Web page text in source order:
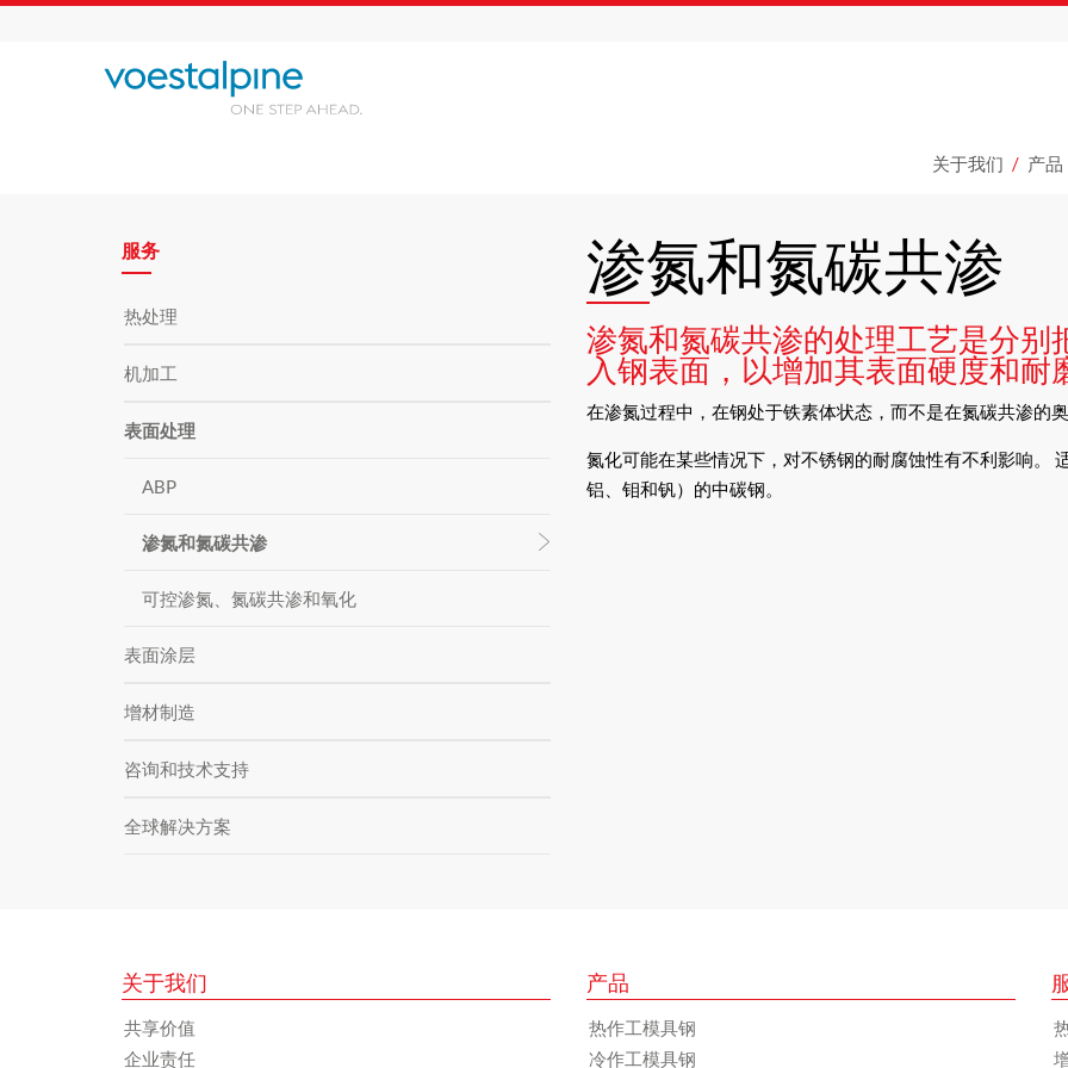
关于我们 产品
服务
热处理
机加工
表面处理
ABP
渗氮和氮碳共渗
可控渗氮、氮碳共渗和氧化
表面涂层
增材制造
咨询和技术支持
全球解决方案
渗氮和氮碳共渗
渗氮和氮碳共渗的处理工艺是分别
入钢表面，以增加其表面硬度和
在渗氮过程中，在钢处于铁素体状态，而不是在氮碳共渗的
氮化可能在某些情况下，对不锈钢的耐腐蚀性有不利影响。
铝、钼和钒）的中碳钢。
关于我们
共享价值
企业责任
产品
热作工模具钢
冷作工模具钢